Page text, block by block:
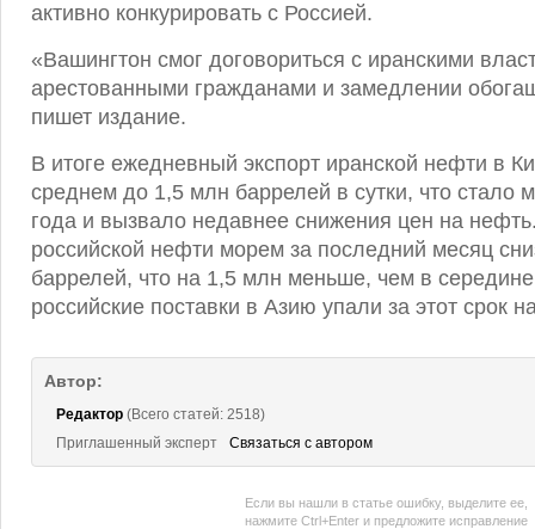
активно конкурировать с Россией.
«Вашингтон смог договориться с иранскими
арестованными гражданами и замедлении
пишет издание.
В итоге ежедневный экспорт иранской нефти в
среднем до 1,5 млн баррелей в сутки, что стало
года и вызвало недавнее снижения цен на
российской нефти морем за последний месяц
баррелей, что на 1,5 млн меньше, чем в
российские поставки в Азию упали за этот срок
Автор:
Редактор (Всего статей: 2518)
Приглашенный эксперт
Связаться с автором
Если вы нашли в статье ошибку, выделите ее,
нажмите Ctrl+Enter и предложите исправление